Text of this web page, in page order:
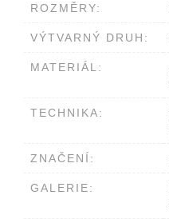
ROZMĚRY:
VÝTVARNÝ DRUH:
MATERIÁL:
TECHNIKA:
ZNAČENÍ:
GALERIE: